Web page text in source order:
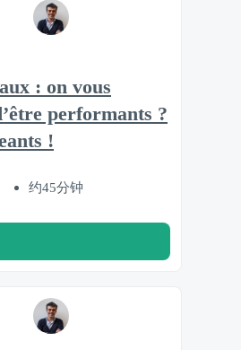
: on vous
performants ?
!
约45分钟